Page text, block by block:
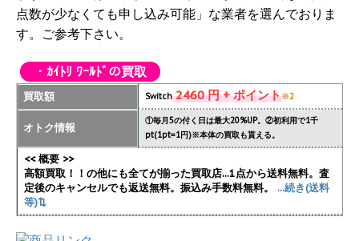
点数が少なくても申し込み可能」な業者を選んでおりま
す。ご参考下さい。
・ｶｲﾄﾘ ﾜｰﾙﾄﾞの買取
買取額 Switch2460 円 + ポイント※2
オトク情報
①毎月5の付く日は最大20%UP。②初利用で1千
pt(1pt=1円)※本体の買取も貰える。
<< 概要 >>
高額買取！！の他にも全てが揃った買取店...1点から送料無料。査
定後のキャンセルでも返送無料。振込み手数料無料。
...続き(送料
等)⇅